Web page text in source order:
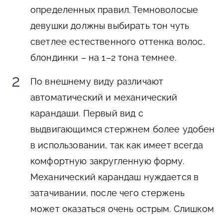
определенных правил. Темноволосые
девушки должны выбирать тон чуть
светлее естественного оттенка волос,
блондинки – на 1–2 тона темнее.
По внешнему виду различают
автоматический и механический
карандаши. Первый вид с
выдвигающимся стержнем более удобен
в использовании, так как имеет всегда
комфортную закругленную форму.
Механический карандаш нуждается в
затачивании, после чего стержень
может оказаться очень острым. Слишком